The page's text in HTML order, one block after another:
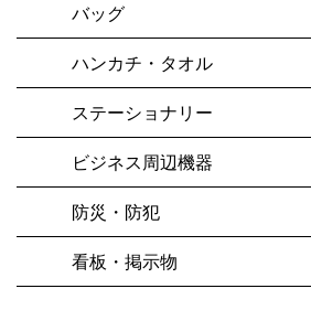
バッグ
ハンカチ・タオル
ステーショナリー
ビジネス周辺機器
防災・防犯
看板・掲示物